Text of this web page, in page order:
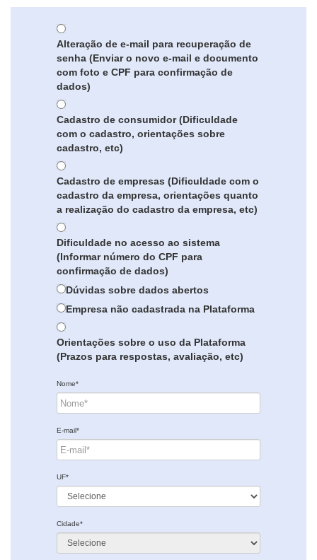
Alteração de e-mail para recuperação de
senha (Enviar o novo e-mail e documento
com foto e CPF para confirmação de
dados)
Cadastro de consumidor (Dificuldade
com o cadastro, orientações sobre
cadastro, etc)
Cadastro de empresas (Dificuldade com o
cadastro da empresa, orientações quanto
a realização do cadastro da empresa, etc)
Dificuldade no acesso ao sistema
(Informar número do CPF para
confirmação de dados)
Dúvidas sobre dados abertos
Empresa não cadastrada na Plataforma
Orientações sobre o uso da Plataforma
(Prazos para respostas, avaliação, etc)
Nome*
E-mail*
UF*
Cidade*